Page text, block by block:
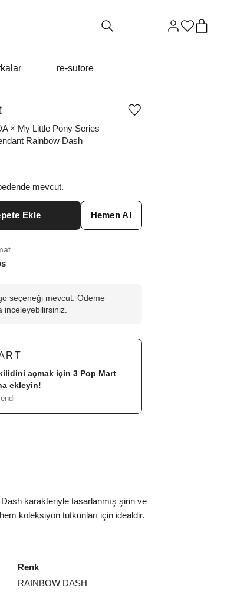
re-sutore
× My Little Pony Series
Rainbow Dash
Ürünü
mevcut.
Ekle Hemen Al
seçeneği mevcut. Ödeme
inceleyebilirsiniz.
açmak için 3 Pop Mart
ekleyin!
karakteriyle tasarlanmış şirin ve
koleksiyon tutkunları için idealdir.
Renk
RAINBOW DASH